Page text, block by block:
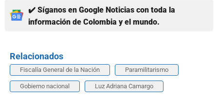
✔️ Síganos en Google Noticias con toda la
información de Colombia y el mundo.
Relacionados
Fiscalía General de la Nación Paramilitarismo
Gobierno nacional Luz Adriana Camargo